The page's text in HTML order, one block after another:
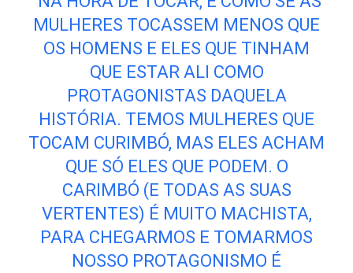
MULHERES TOCASSEM MENOS QUE
OS HOMENS E ELES QUE TINHAM
QUE ESTAR ALI COMO
PROTAGONISTAS DAQUELA
HISTÓRIA. TEMOS MULHERES QUE
TOCAM CURIMBÓ, MAS ELES ACHAM
QUE SÓ ELES QUE PODEM. O
CARIMBÓ (E TODAS AS SUAS
VERTENTES) É MUITO MACHISTA,
PARA CHEGARMOS E TOMARMOS
NOSSO PROTAGONISMO É